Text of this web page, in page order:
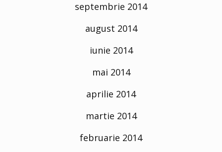
septembrie 2014
august 2014
iunie 2014
mai 2014
aprilie 2014
martie 2014
februarie 2014